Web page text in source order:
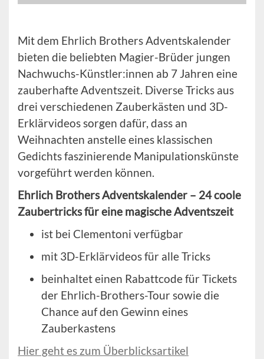
Mit dem Ehrlich Brothers Adventskalender
bieten die beliebten Magier-Brüder jungen
Nachwuchs-Künstler:innen ab 7 Jahren eine
zauberhafte Adventszeit. Diverse Tricks aus
drei verschiedenen Zauberkästen und 3D-
Erklärvideos sorgen dafür, dass an
Weihnachten anstelle eines klassischen
Gedichts faszinierende Manipulationskünste
vorgeführt werden können.
Ehrlich Brothers Adventskalender – 24 coole
Zaubertricks für eine magische Adventszeit
ist bei Clementoni verfügbar
mit 3D-Erklärvideos für alle Tricks
beinhaltet einen Rabattcode für Tickets
der Ehrlich-Brothers-Tour sowie die
Chance auf den Gewinn eines
Zauberkastens
Hier geht es zum Überblicksartikel